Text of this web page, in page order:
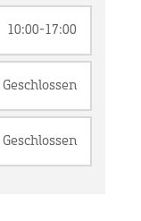
10:00-17:00
Geschlossen
Geschlossen